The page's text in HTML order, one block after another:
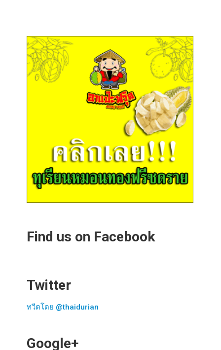
Find us on Facebook
Twitter
ทวีตโดย @thaidurian
Google+